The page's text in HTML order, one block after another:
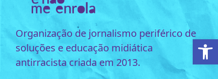
Organização de jornalismo periférico de
soluções e educação midiática
antirracista criada em 2013.